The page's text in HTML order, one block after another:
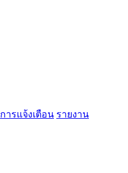
การแจ้งเตือน รายงาน